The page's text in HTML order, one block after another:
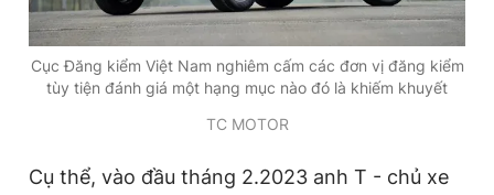
Theo dõi báo trên
Hotline Liên hệ quảng cáo
0908 780 404
Đặt báo Quảng cáo RSS Tòa soạn Chính sách bảo
Cục Đăng kiểm Việt Nam nghiêm cấm các đơn vị đăng kiểm
tùy tiện đánh giá một hạng mục nào đó là khiếm khuyết
TC MOTOR
Cụ thể, vào đầu tháng 2.2023 anh T - chủ xe